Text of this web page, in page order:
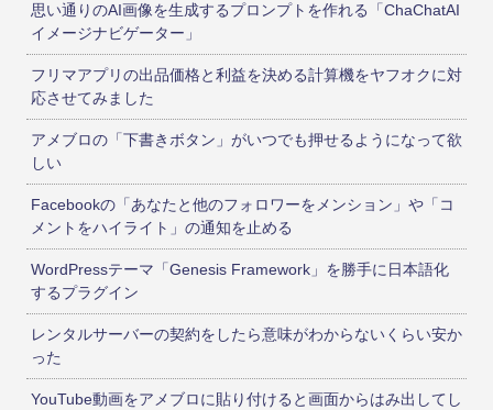
思い通りのAI画像を生成するプロンプトを作れる「ChaChatAI
イメージナビゲーター」
フリマアプリの出品価格と利益を決める計算機をヤフオクに対
応させてみました
アメブロの「下書きボタン」がいつでも押せるようになって欲
しい
Facebookの「あなたと他のフォロワーをメンション」や「コ
メントをハイライト」の通知を止める
WordPressテーマ「Genesis Framework」を勝手に日本語化
するプラグイン
レンタルサーバーの契約をしたら意味がわからないくらい安か
った
YouTube動画をアメブロに貼り付けると画面からはみ出してし